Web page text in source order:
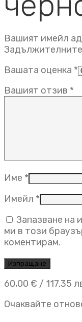
Вашият имейл
Вашата оценка *
Вашият отзив *
Име *
Имейл *
Запазване на
ми в този
коментирам.
60,00 € / 117.35
Очаквайте